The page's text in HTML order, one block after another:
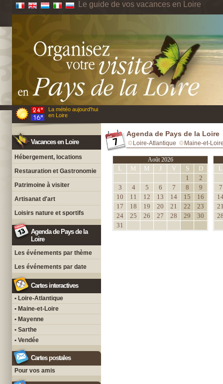
Le guide de vos vacances en Loire
La météo aujourd'hui
en Loire
Vacances en Loire
Hébergement, locations
Restauration et Gastronomie
Patrimoine à visiter
Artisanat d'art
Loisirs nature et sportifs
Agenda de Pays de la
Loire
Les événements par thème
Les événements par date
Cartes interactives
• Loire-Atlantique
• Maine-et-Loire
• Mayenne
• Sarthe
• Vendée
Cartes postales
Pour vos amis
Agenda de Pays de la Loire
Loire-Atlantique Maine-et-
Août 2026
L M M J V S
D
1
2
3
4 5 6 7 8
9
10
11 12 13 14 15
16
17
18 19 20 21 22
23
24
25 26 27 28 29
30
31
L
7